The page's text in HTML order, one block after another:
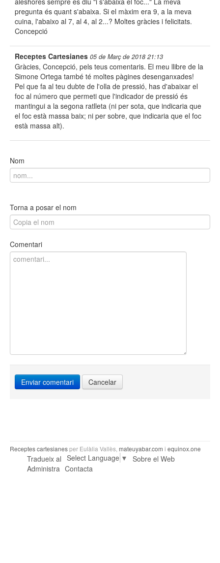
pregunta és quant s'abaixa. Si el màxim era 9, a la meva
cuina, l'abaixo al 7, al 4, al 2...? Moltes gràcies i felicitats.
Concepció
Receptes Cartesianes 05 de Març de 2018 21:13
Gràcies, Concepció, pels teus comentaris. El meu llibre de la
Simone Ortega també té moltes pàgines desenganxades!
Pel que fa al teu dubte de l'olla de pressió, has d'abaixar el
foc al número que permeti que l'indicador de pressió és
mantingui a la segona ratlleta (ni per sota, que indicaria que
el foc està massa baix; ni per sobre, que indicaria que el foc
està massa alt).
Nom
Torna a posar el nom
Comentari
Cancelar
Receptes cartesianesper Eulàlia Vallès, mateuyabar.com i equinox.one
Tradueix al Select Language ▼
Sobre el Web
Administra Contacta